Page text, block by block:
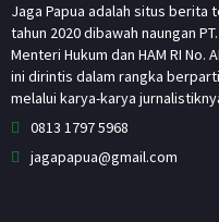
Jaga Papua adalah situs berita
tahun 2020 dibawah naungan
Menteri Hukum dan HAM RI No.
ini dirintis dalam rangka
melalui karya-karya
0813 1797 5968
jagapapua@gmail.com